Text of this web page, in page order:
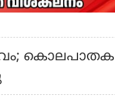
കൊലപാതക